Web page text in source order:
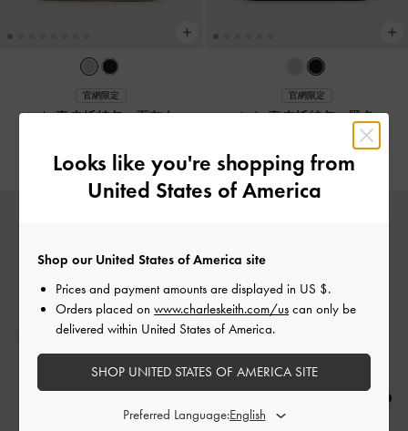
官網限定
Jody 真皮托特包-石灰白
NT$ 4,490
官網限定
Jody 真皮托特包-黑色
NT$ 4,490
Looks like you're shopping from
United States of America
Shop our United States of America site
Prices and payment amounts are displayed in US $.
Orders placed on www.charleskeith.com/us can only be
delivered within United States of America.
SHOP UNITED STATES OF AMERICA SITE
Preferred Language: